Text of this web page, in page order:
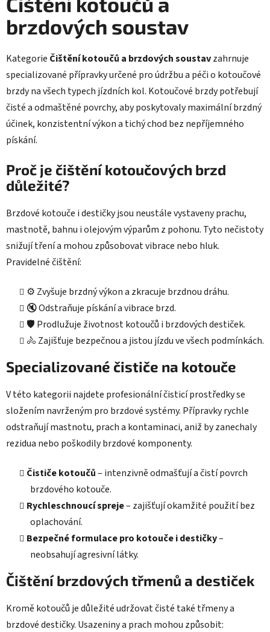
c
p
v
k
v
ý
p
u
brzdových soustav
Kategorie Čištění kotoučů a brzdových soustavzahrnuje
specializované přípravky určené pro údržbu a péči o kotoučové
brzdy na všech typech jízdních kol. Kotoučové brzdy potřebují
čisté a odmaštěné povrchy, aby poskytovaly maximální brzdný
účinek, konzistentní výkon a tichý chod bez nepříjemného
pískání.
Proč je čištění kotoučových brzd
důležité?
Brzdové kotouče i destičky jsou neustále vystaveny prachu,
mastnotě, bahnu i olejovým výparům z pohonu. Tyto nečistoty
snižují tření a mohou způsobovat vibrace nebo hluk.
Pravidelné čištění:
⚙️ Zvyšuje brzdný výkon a zkracuje brzdnou dráhu.
🔇 Odstraňuje pískání a vibrace brzd.
🛡️ Prodlužuje životnost kotoučů i brzdových destiček.
🚴 Zajišťuje bezpečnou a jistou jízdu ve všech podmínkách.
Specializované čističe na kotouče
V této kategorii najdete profesionální čisticí prostředky se
složením navrženým pro brzdové systémy. Přípravky rychle
odstraňují mastnotu, prach a kontaminaci, aniž by zanechaly
rezidua nebo poškodily brzdové komponenty.
Čističe kotoučů– intenzivně odmašťují a čistí povrch
brzdového kotouče.
Rychleschnoucí spreje– zajišťují okamžité použití bez
oplachování.
Bezpečné formulace pro kotouče i destičky–
neobsahují agresivní látky.
Čištění brzdových třmenů a destiček
Kromě kotoučů je důležité udržovat čisté také třmeny a
brzdové destičky. Usazeniny a prach mohou způsobit: